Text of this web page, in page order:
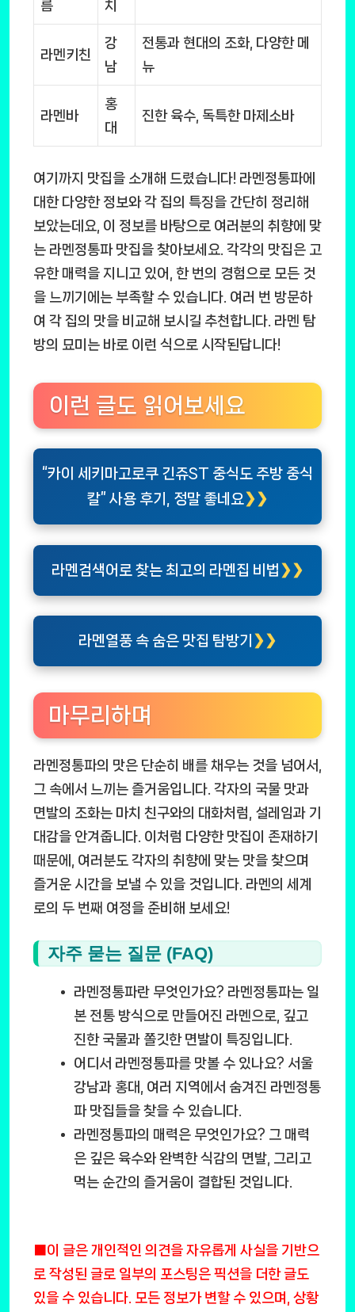
름 치
라멘키친
강
남
전통과 현대의 조화, 다양한 메
뉴
라멘바
홍
대
진한 육수, 독특한 마제소바
여기까지 맛집을 소개해 드렸습니다! 라멘정통파에
대한 다양한 정보와 각 집의 특징을 간단히 정리해
보았는데요, 이 정보를 바탕으로 여러분의 취향에 맞
는 라멘정통파 맛집을 찾아보세요. 각각의 맛집은 고
유한 매력을 지니고 있어, 한 번의 경험으로 모든 것
을 느끼기에는 부족할 수 있습니다. 여러 번 방문하
여 각 집의 맛을 비교해 보시길 추천합니다. 라멘 탐
방의 묘미는 바로 이런 식으로 시작된답니다!
이런 글도 읽어보세요
“카이 세키마고로쿠 긴쥬ST 중식도 주방 중식
칼” 사용 후기, 정말 좋네요
라멘검색어로 찾는 최고의 라멘집 비법
라멘열풍 속 숨은 맛집 탐방기
마무리하며
라멘정통파의 맛은 단순히 배를 채우는 것을 넘어서,
그 속에서 느끼는 즐거움입니다. 각자의 국물 맛과
면발의 조화는 마치 친구와의 대화처럼, 설레임과 기
대감을 안겨줍니다. 이처럼 다양한 맛집이 존재하기
때문에, 여러분도 각자의 취향에 맞는 맛을 찾으며
즐거운 시간을 보낼 수 있을 것입니다. 라멘의 세계
로의 두 번째 여정을 준비해 보세요!
자주 묻는 질문 (FAQ)
라멘정통파란 무엇인가요? 라멘정통파는 일
본 전통 방식으로 만들어진 라멘으로, 깊고
진한 국물과 쫄깃한 면발이 특징입니다.
어디서 라멘정통파를 맛볼 수 있나요? 서울
강남과 홍대, 여러 지역에서 숨겨진 라멘정통
파 맛집들을 찾을 수 있습니다.
라멘정통파의 매력은 무엇인가요? 그 매력
은 깊은 육수와 완벽한 식감의 면발, 그리고
먹는 순간의 즐거움이 결합된 것입니다.
■이 글은 개인적인 의견을 자유롭게 사실을 기반으
로 작성된 글로 일부의 포스팅은 픽션을 더한 글도
있을 수 있습니다. 모든 정보가 변할 수 있으며, 상황